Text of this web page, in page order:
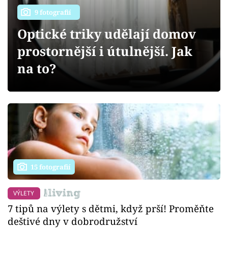
Přihlášení
Sledujte nás
9 fotografií
Optické triky udělají domov
prostornější i útulnější. Jak
na to?
15 fotografií
VÝLETY
7 tipů na výlety s dětmi, když prší! Proměňte
deštivé dny v dobrodružství